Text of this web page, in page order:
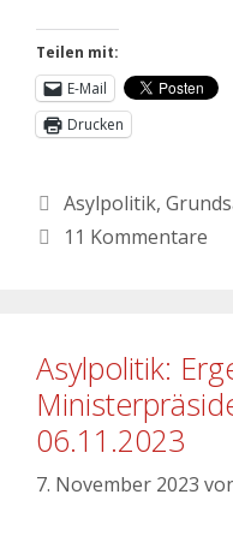
Teilen mit:
E-Mail
Drucken
Asylpolitik,
11 Kommentare
Asylpolitik:
06.11.2023
7. November 2023